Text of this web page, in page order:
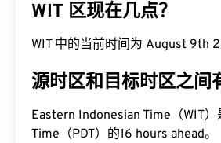
WIT 区现在几点？
WIT 中的当前时间为 August 9th
源时区和目标时区之间
Eastern Indonesian Time（WIT
Time（PDT）的16 hours ahead。